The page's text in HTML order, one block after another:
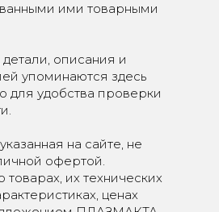
ими товарными
описания и
упоминаются здесь
для удобства проверки
на сайте, не
офертой.
их технических
ценах